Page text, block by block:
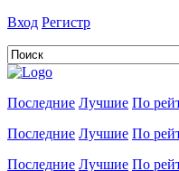
Вход Регистр
Последние Лучшие По
Последние Лучшие По
Последние Лучшие По